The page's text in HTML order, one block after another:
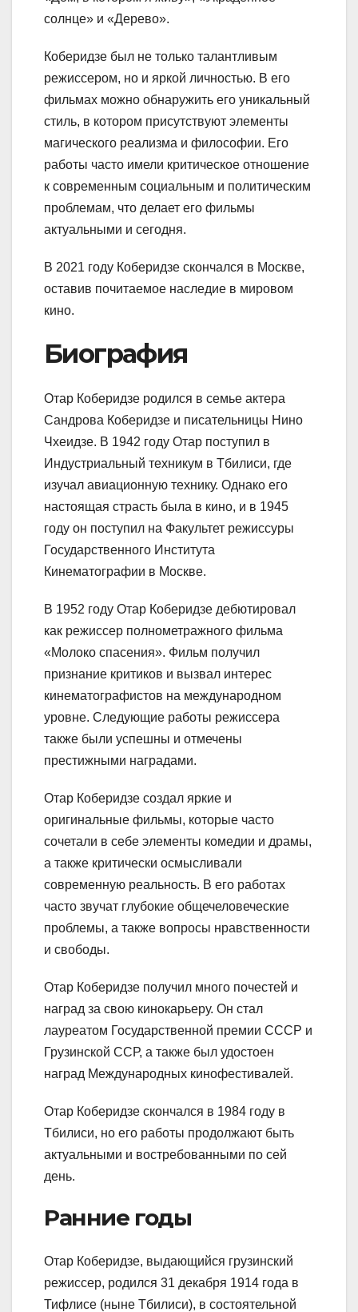
солнце» и «Дерево».
Коберидзе был не только талантливым
режиссером, но и яркой личностью. В его
фильмах можно обнаружить его уникальный
стиль, в котором присутствуют элементы
магического реализма и философии. Его
работы часто имели критическое отношение
к современным социальным и политическим
проблемам, что делает его фильмы
актуальными и сегодня.
В 2021 году Коберидзе скончался в Москве,
оставив почитаемое наследие в мировом
кино.
Биография
Отар Коберидзе родился в семье актера
Сандрова Коберидзе и писательницы Нино
Чхеидзе. В 1942 году Отар поступил в
Индустриальный техникум в Тбилиси, где
изучал авиационную технику. Однако его
настоящая страсть была в кино, и в 1945
году он поступил на Факультет режиссуры
Государственного Института
Кинематографии в Москве.
В 1952 году Отар Коберидзе дебютировал
как режиссер полнометражного фильма
«Молоко спасения». Фильм получил
признание критиков и вызвал интерес
кинематографистов на международном
уровне. Следующие работы режиссера
также были успешны и отмечены
престижными наградами.
Отар Коберидзе создал яркие и
оригинальные фильмы, которые часто
сочетали в себе элементы комедии и драмы,
а также критически осмысливали
современную реальность. В его работах
часто звучат глубокие общечеловеческие
проблемы, а также вопросы нравственности
и свободы.
Отар Коберидзе получил много почестей и
наград за свою кинокарьеру. Он стал
лауреатом Государственной премии СССР и
Грузинской ССР, а также был удостоен
наград Международных кинофестивалей.
Отар Коберидзе скончался в 1984 году в
Тбилиси, но его работы продолжают быть
актуальными и востребованными по сей
день.
Ранние годы
Отар Коберидзе, выдающийся грузинский
режиссер, родился 31 декабря 1914 года в
Тифлисе (ныне Тбилиси), в состоятельной